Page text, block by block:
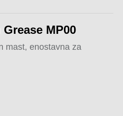
MP00
mast, enostavna za